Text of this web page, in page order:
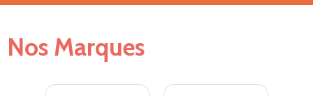
Nos Marques